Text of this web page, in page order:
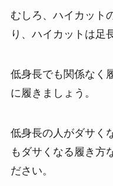
むしろ、ハイカット
り、ハイカットは足
低身長でも関係なく
に履きましょう。
低身長の人がダサく
もダサくなる履き方
ださい。